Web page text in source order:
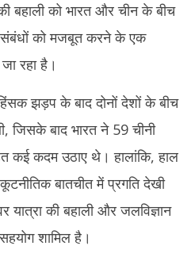
बहाली को भारत और चीन के बीच
संबंधों को मजबूत करने के एक
रहा है।
झड़प के बाद दोनों देशों के बीच
जिसके बाद भारत ने 59 चीनी
कई कदम उठाए थे। हालांकि, हाल
बातचीत में प्रगति देखी
की बहाली और जलविज्ञान
शामिल है।